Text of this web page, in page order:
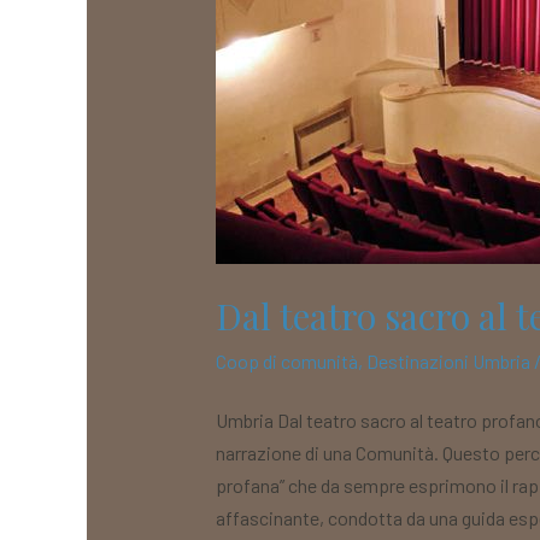
Dal teatro sacro al
Coop di comunità, Destinazioni Umbria /
Umbria Dal teatro sacro al teatro
narrazione di una Comunità. Questo
profana” che da sempre esprimono il
affascinante, condotta da una guida